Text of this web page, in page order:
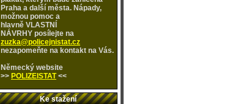
Praha a další města. Nápady,
možnou pomoc a
hlavně VLASTNÍ
NÁVRHY posílejte na
zuzka@policejnistat.cz
nezapomeňte na kontakt na Vás.
Německý website
>> POLIZEISTAT <<
Ke stažení